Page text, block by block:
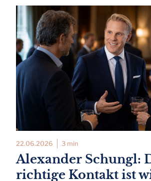
22.06.2026 3 min
Alexander Schungl:
richtige Kontakt ist